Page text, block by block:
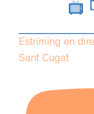
Estríming en
Sant Cugat